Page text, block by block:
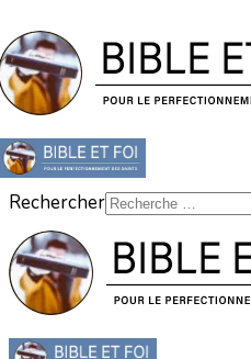
Rechercher